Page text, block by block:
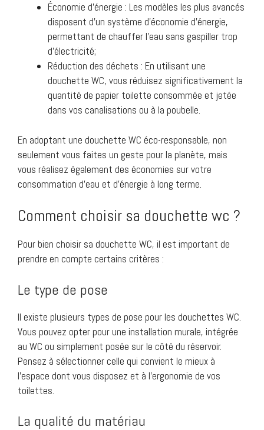
Économie d’énergie : Les modèles les plus avancés
disposent d’un système d’économie d’énergie,
permettant de chauffer l’eau sans gaspiller trop
d’électricité;
Réduction des déchets : En utilisant une
douchette WC, vous réduisez significativement la
quantité de papier toilette consommée et jetée
dans vos canalisations ou à la poubelle.
En adoptant une douchette WC éco-responsable, non
seulement vous faites un geste pour la planète, mais
vous réalisez également des économies sur votre
consommation d’eau et d’énergie à long terme.
Comment choisir sa douchette wc ?
Pour bien choisir sa douchette WC, il est important de
prendre en compte certains critères :
Le type de pose
Il existe plusieurs types de pose pour les douchettes WC.
Vous pouvez opter pour une installation murale, intégrée
au WC ou simplement posée sur le côté du réservoir.
Pensez à sélectionner celle qui convient le mieux à
l’espace dont vous disposez et à l’ergonomie de vos
toilettes.
La qualité du matériau